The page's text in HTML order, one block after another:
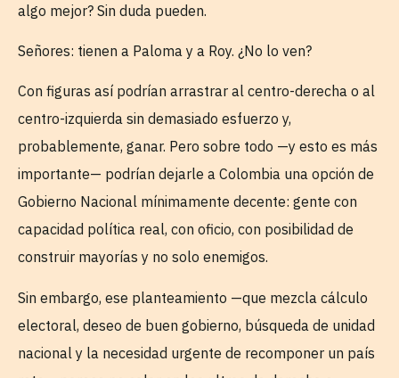
algo mejor? Sin duda pueden.
Señores: tienen a Paloma y a Roy. ¿No lo ven?
Con figuras así podrían arrastrar al centro-derecha o al
centro-izquierda sin demasiado esfuerzo y,
probablemente, ganar. Pero sobre todo —y esto es más
importante— podrían dejarle a Colombia una opción de
Gobierno Nacional mínimamente decente: gente con
capacidad política real, con oficio, con posibilidad de
construir mayorías y no solo enemigos.
Sin embargo, ese planteamiento —que mezcla cálculo
electoral, deseo de buen gobierno, búsqueda de unidad
nacional y la necesidad urgente de recomponer un país